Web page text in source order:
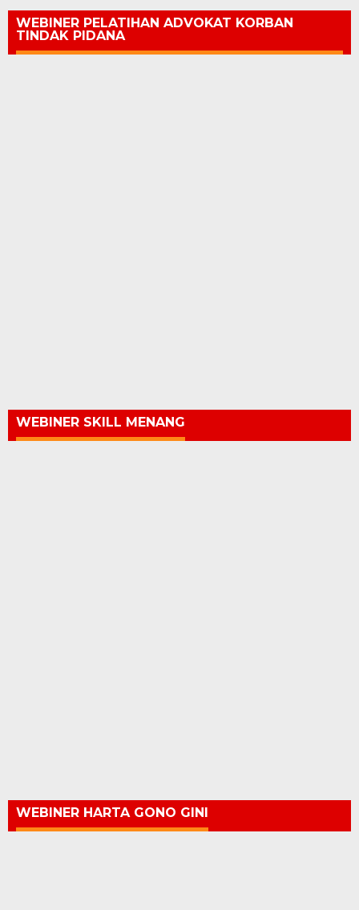
WEBINER PELATIHAN ADVOKAT KORBAN
TINDAK PIDANA
WEBINER SKILL MENANG
WEBINER HARTA GONO GINI